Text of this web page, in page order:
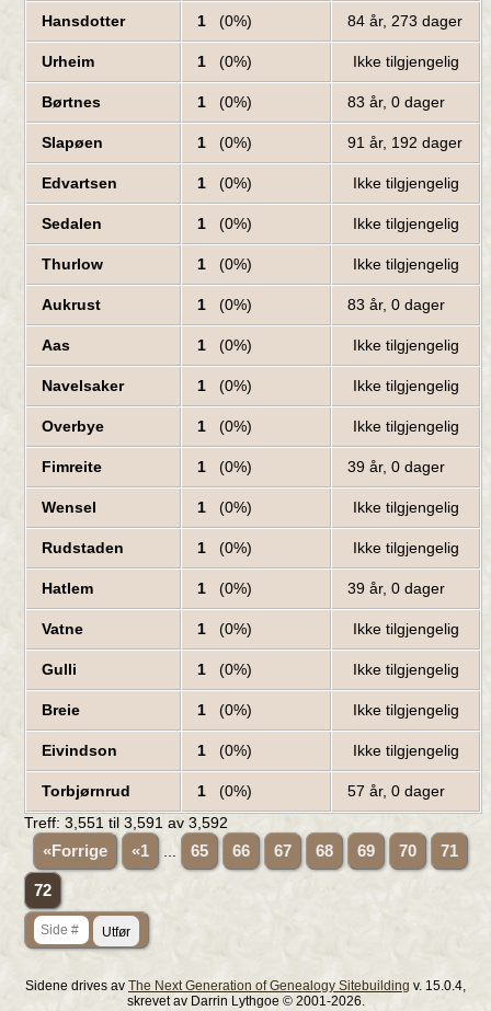
Hansdotter 1(0%) 84 år, 273 dager
Urheim 1(0%) Ikke tilgjengelig
Børtnes 1(0%) 83 år, 0 dager
Slapøen 1(0%) 91 år, 192 dager
Edvartsen 1(0%) Ikke tilgjengelig
Sedalen 1(0%) Ikke tilgjengelig
Thurlow 1(0%) Ikke tilgjengelig
Aukrust 1(0%) 83 år, 0 dager
Aas 1(0%) Ikke tilgjengelig
Navelsaker 1(0%) Ikke tilgjengelig
Overbye 1(0%) Ikke tilgjengelig
Fimreite 1(0%) 39 år, 0 dager
Wensel 1(0%) Ikke tilgjengelig
Rudstaden 1(0%) Ikke tilgjengelig
Hatlem 1(0%) 39 år, 0 dager
Vatne 1(0%) Ikke tilgjengelig
Gulli 1(0%) Ikke tilgjengelig
Breie 1(0%) Ikke tilgjengelig
Eivindson 1(0%) Ikke tilgjengelig
Torbjørnrud 1(0%)
57 år, 0 dager
Treff: 3,551 til 3,591 av 3,592
«Forrige
«1 65 66 67 68 69 70 71
72
Sidene drives av The Next Generation of Genealogy Sitebuilding v. 15.0.4,
skrevet av Darrin Lythgoe © 2001-2026.